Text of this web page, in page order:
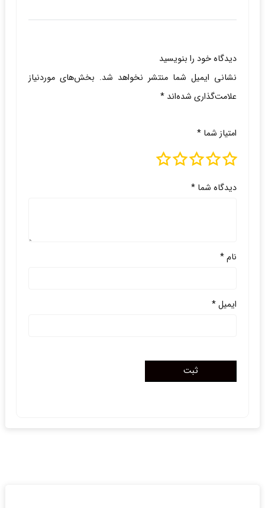
دیدگاه خود را بنویسید
نشانی ایمیل شما منتشر نخواهد شد. بخش‌های موردنیاز
علامت‌گذاری شده‌اند *
امتیاز شما *
دیدگاه شما *
نام*
ایمیل*